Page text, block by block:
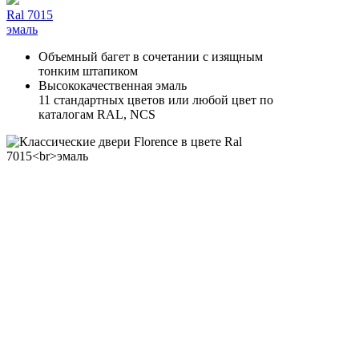
Ral 7015
эмаль
Объемный багет в сочетании с изящным
тонким штапиком
Высококачественная эмаль
11 стандартных цветов или любой цвет по
каталогам RAL, NCS